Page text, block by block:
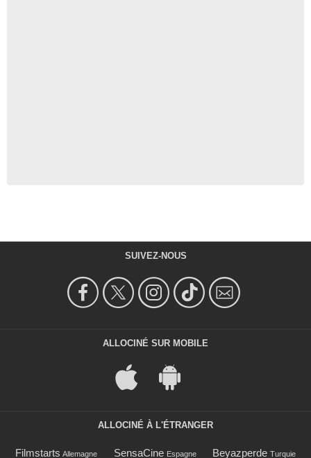
SUIVEZ-NOUS
ALLOCINÉ SUR MOBILE
ALLOCINÉ À L'ÉTRANGER
Filmstarts Allemagne SensaCine Espagne Beyazperde Turquie